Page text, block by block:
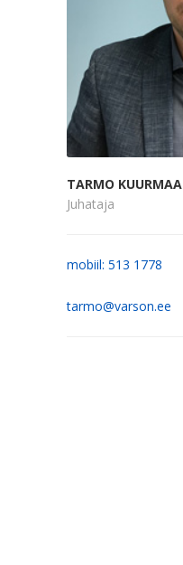
TARMO KUURMAA
Juhataja
mobiil: 513 1778
tarmo@varson.ee